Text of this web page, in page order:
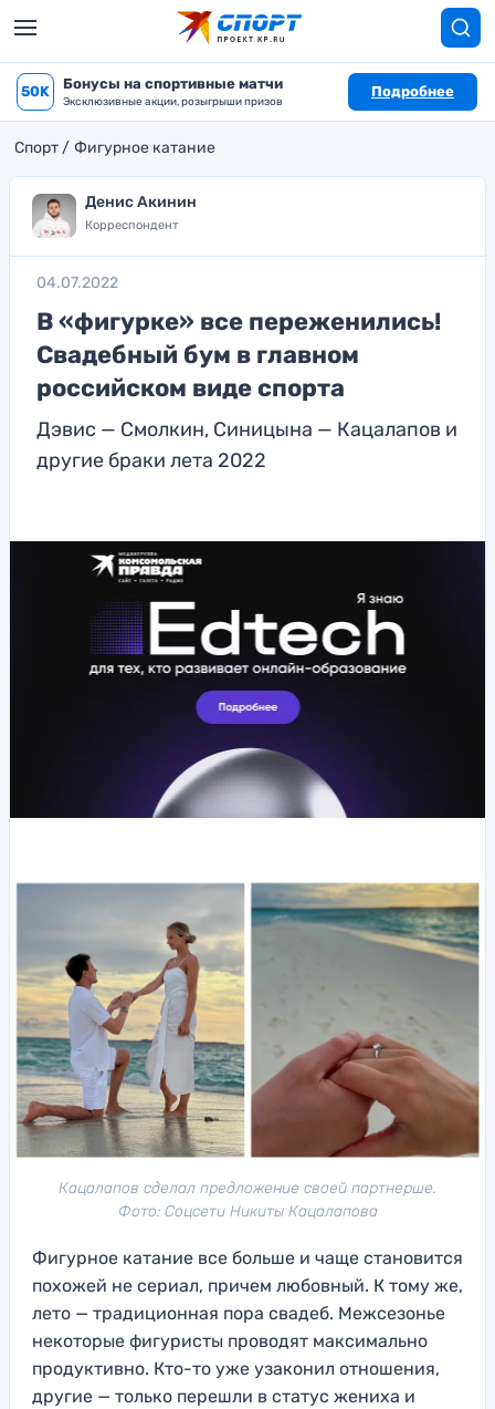
50K Бонусы на спортивные матчи
Эксклюзивные акции, розыгрыши призов
Подробнее
Спорт Фигурное катание
Денис Акинин
Корреспондент
04.07.2022
В «фигурке» все переженились!
Свадебный бум в главном
российском виде спорта
Дэвис — Смолкин, Синицына — Кацалапов и
другие браки лета 2022
Кацалапов сделал предложение своей партнерше.
Фото: Соцсети Никиты Кацалапова
Фигурное катание все больше и чаще становится
похожей не сериал, причем любовный. К тому же,
лето — традиционная пора свадеб. Межсезонье
некоторые фигуристы проводят максимально
продуктивно. Кто-то уже узаконил отношения,
другие — только перешли в статус жениха и